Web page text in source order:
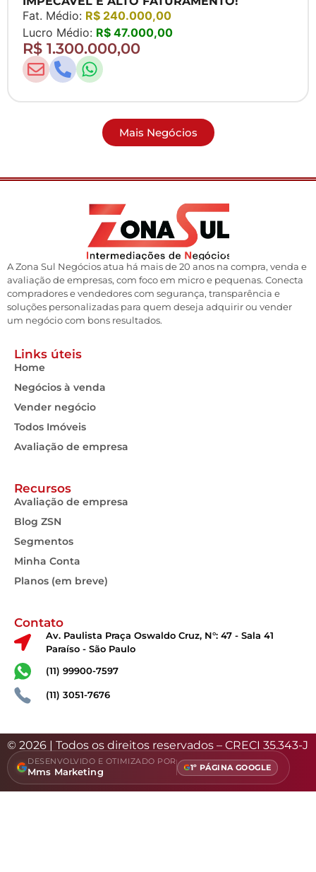
Fat. Médio: R$ 240.000,00
Lucro Médio: R$ 47.000,00
R$ 1.300.000,00
Mais Negócios
A Zona Sul Negócios atua há mais de 20 anos na compra, venda e
avaliação de empresas, com foco em micro e pequenas. Conecta
compradores e vendedores com segurança, transparência e
soluções personalizadas para quem deseja adquirir ou vender
um negócio com bons resultados.
Links úteis
Home
Negócios à venda
Vender negócio
Todos Imóveis
Avaliação de empresa
Recursos
Avaliação de empresa
Blog ZSN
Segmentos
Minha Conta
Planos (em breve)
Contato
Av. Paulista Praça Oswaldo Cruz, N°: 47 - Sala 41
Paraíso - São Paulo
(11) 99900-7597
(11) 3051-7676
© 2026 | Todos os direitos reservados – CRECI 35.343-J
DESENVOLVIDO E OTIMIZADO POR
Mms Marketing 1º PÁGINA GOOGLE